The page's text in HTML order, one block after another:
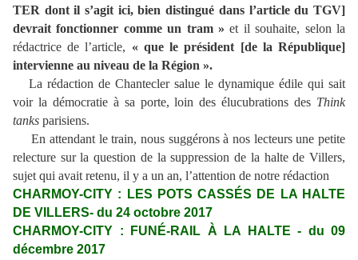
TER dont il s’agit ici, bien distingué dans l’article du TGV]
devrait fonctionner comme un tram »et il souhaite, selon la
rédactrice de l’article, « que le président [de la République]
intervienne au niveau de la Région ».
La rédaction de Chantecler salue le dynamique édile qui sait
voir la démocratie à sa porte, loin des élucubrations des Think
tanks parisiens.
En attendant le train, nous suggérons à nos lecteurs une petite
relecture sur la question de la suppression de la halte de Villers,
sujet qui avait retenu, il y a un an, l’attention de notre rédaction
CHARMOY-CITY : LES POTS CASSÉS DE LA HALTE
DE VILLERS- du 24 octobre 2017
CHARMOY-CITY : FUNÉ-RAIL À LA HALTE - du 09
décembre 2017